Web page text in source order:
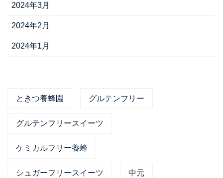
2024年3月
2024年2月
2024年1月
ときつ養蜂園 グルテンフリー
グルテンフリースイーツ
ケミカルフリー養蜂
シュガーフリースイーツ 中元